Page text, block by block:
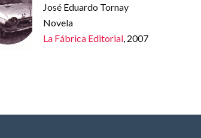
José Eduardo Tornay
Novela
La Fábrica Editorial, 2007